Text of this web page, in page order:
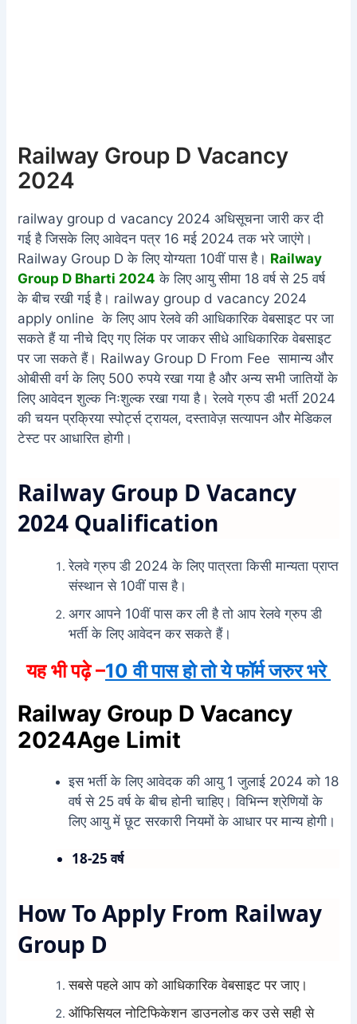
Railway Group D Vacancy
2024
railway group d vacancy 2024 अधिसूचना जारी कर दी
गई है जिसके लिए आवेदन पत्र 16 मई 2024 तक भरे जाएंगे।
Railway Group D के लिए योग्यता 10वीं पास है। Railway
Group D Bharti 2024 के लिए आयु सीमा 18 वर्ष से 25 वर्ष
के बीच रखी गई है। railway group d vacancy 2024
apply online के लिए आप रेलवे की आधिकारिक वेबसाइट पर जा
सकते हैं या नीचे दिए गए लिंक पर जाकर सीधे आधिकारिक वेबसाइट
पर जा सकते हैं। Railway Group D From Fee सामान्य और
ओबीसी वर्ग के लिए 500 रुपये रखा गया है और अन्य सभी जातियों के
लिए आवेदन शुल्क निःशुल्क रखा गया है। रेलवे ग्रुप डी भर्ती 2024
की चयन प्रक्रिया स्पोर्ट्स ट्रायल, दस्तावेज़ सत्यापन और मेडिकल
टेस्ट पर आधारित होगी।
Railway Group D Vacancy
2024 Qualification
रेलवे ग्रुप डी 2024 के लिए पात्रता किसी मान्यता प्राप्त
संस्थान से 10वीं पास है।
अगर आपने 10वीं पास कर ली है तो आप रेलवे ग्रुप डी
भर्ती के लिए आवेदन कर सकते हैं।
यह भी पढ़े –10 वी पास हो तो ये फॉर्म जरुर भरे
Railway Group D Vacancy
2024Age Limit
इस भर्ती के लिए आवेदक की आयु 1 जुलाई 2024 को 18
वर्ष से 25 वर्ष के बीच होनी चाहिए। विभिन्न श्रेणियों के
लिए आयु में छूट सरकारी नियमों के आधार पर मान्य होगी।
18-25 वर्ष
How To Apply From Railway
Group D
सबसे पहले आप को आधिकारिक वेबसाइट पर जाए।
ऑफिसियल नोटिफिकेशन डाउनलोड कर उसे सही से